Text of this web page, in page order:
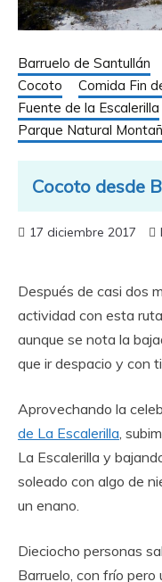
Barruelo de Santullán
Cocoto
Comida Fin
Fuente de la Escalerilla
Parque Natural
Cocoto desde
17 diciembre 2017
Después de casi dos
actividad con esta
aunque se nota la
que ir despacio y con
Aprovechando la
de La Escalerilla ,
La Escalerilla y
soleado con algo de
un enano.
Dieciocho personas
Barruelo, con frío pero